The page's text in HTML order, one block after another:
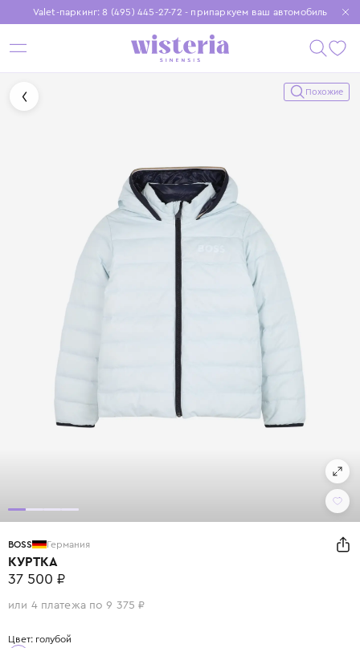
Valet-паркинг: 8 (495) 445-27-72 - припаркуем ваш автомобиль
Бесплатная доставка при заказе от 15 000 ₽
Установите приложение, чтобы покупки были еще удобнее
Похожие
BOSS Германия
КУРТКА
37 500 ₽
или 4 платежа по 9 375 ₽
Цвет: голубой